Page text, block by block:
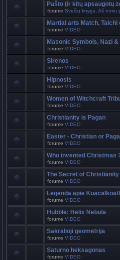
Pašto (ir kitų apsaugotų
forume Svečių knyga. Aš noriu
Martial arts Match,
forume VIDEO
Masonic Symbols, Nazi
forume VIDEO
Sirenos
forume VIDEO
Hipnosis
forume VIDEO
Women of Witchcraft
forume VIDEO
Christianity is Pagan
forume VIDEO
Easter - Christian or
forume VIDEO
Who invented Christmas
forume VIDEO
The Secret of Christianity
forume VIDEO
Legenda apie
forume VIDEO
Hubble: Helix Nebula
forume VIDEO
Sakralioji geometrija
forume VIDEO
Saturno heksagonas
forume VIDEO